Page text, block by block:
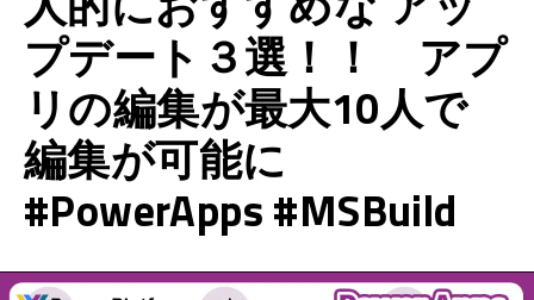
プデート３選！！ アプ
リの編集が最大10人で
編集が可能に
#PowerApps #MSBuild